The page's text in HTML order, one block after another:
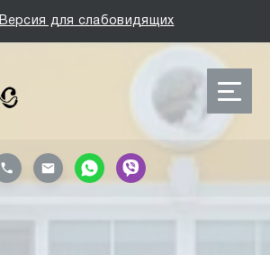
Версия для слабовидящих